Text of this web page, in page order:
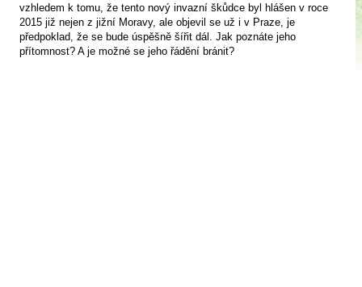
vzhledem k tomu, že tento nový invazní škůdce byl hlášen v roce
2015 již nejen z jižní Moravy, ale objevil se už i v Praze, je
předpoklad, že se bude úspěšně šířit dál. Jak poznáte jeho
přítomnost? A je možné se jeho řádění bránit?